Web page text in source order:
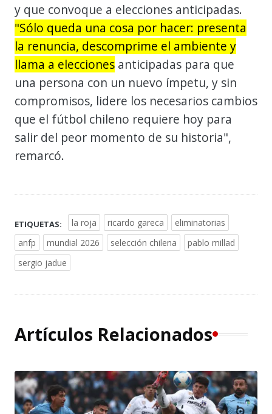
y que convoque a elecciones anticipadas.
"Sólo queda una cosa por hacer: presenta
la renuncia, descomprime el ambiente y
llama a elecciones anticipadas para que
una persona con un nuevo ímpetu, y sin
compromisos, lidere los necesarios cambios
que el fútbol chileno requiere hoy para
salir del peor momento de su historia",
remarcó.
ETIQUETAS: la roja ricardo gareca
eliminatorias
anfp
mundial 2026 selección chilena
pablo millad
sergio jadue
Artículos Relacionados